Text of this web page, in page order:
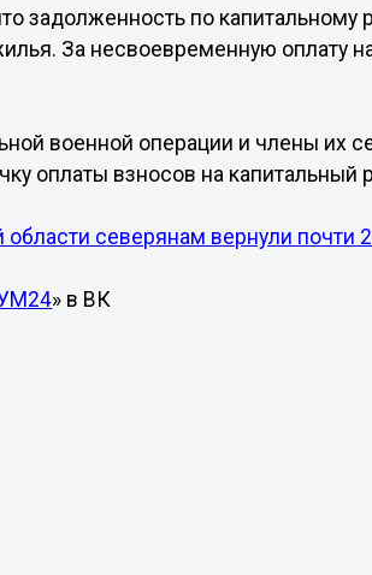
задолженность по капитальному
За несвоевременную оплату
военной операции и члены их
оплаты взносов на капитальный
области северянам вернули почти
» в ВК